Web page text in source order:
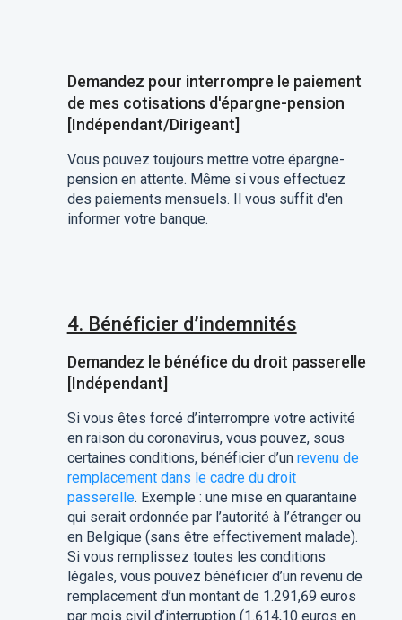
Demandez pour interrompre le paiement
de mes cotisations d'épargne-pension
[Indépendant/Dirigeant]
Vous pouvez toujours mettre votre épargne-
pension en attente. Même si vous effectuez
des paiements mensuels. Il vous suffit d'en
informer votre banque.
4. Bénéficier d’indemnités
Demandez le bénéfice du droit passerelle
[Indépendant]
Si vous êtes forcé d’interrompre votre activité
en raison du coronavirus, vous pouvez, sous
certaines conditions, bénéficier d’un revenu de
remplacement dans le cadre du droit
passerelle. Exemple : une mise en quarantaine
qui serait ordonnée par l’autorité à l’étranger ou
en Belgique (sans être effectivement malade).
Si vous remplissez toutes les conditions
légales, vous pouvez bénéficier d’un revenu de
remplacement d’un montant de 1.291,69 euros
par mois civil d’interruption (1.614,10 euros en